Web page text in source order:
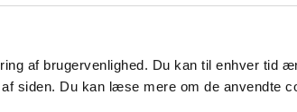
af brugervenlighed. Du kan til enhver tid
siden. Du kan læse mere om de anvendte